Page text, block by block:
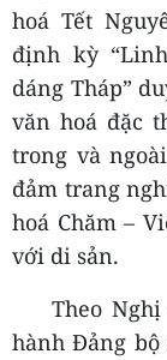
hoá Tết
định kỳ
dáng Tháp”
văn hoá đặc
trong và
đảm trang
hoá Chăm –
với di sản.
Theo Nghị
hành Đảng bộ